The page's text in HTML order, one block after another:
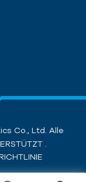
Co., Ltd. Alle
.